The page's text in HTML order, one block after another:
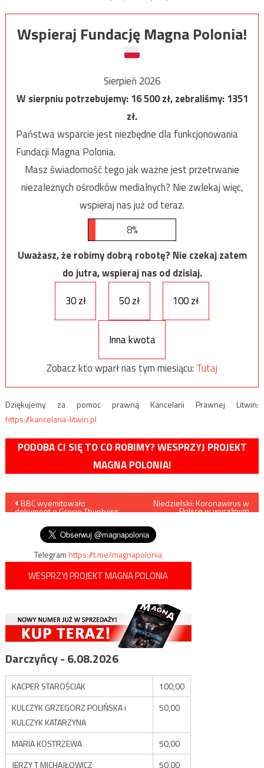
Wspieraj Fundację Magna Polonia!
Sierpień 2026
W sierpniu potrzebujemy:16 500zł, zebraliśmy:1351
zł.
Państwa wsparcie jest niezbędne dla funkcjonowania
Fundacji Magna Polonia.
Masz świadomość tego jak ważne jest przetrwanie
niezależnych ośrodków medialnych? Nie zwlekaj więc,
wspieraj nas już od teraz.
8%
Uważasz, że robimy dobrą robotę? Nie czekaj zatem
do jutra, wspieraj nas od dzisiaj.
30 zł
50 zł 100 zł
Inna kwota
Zobacz kto wparł nas tym miesiącu: Tutaj
Dziękujemy za pomoc prawną Kancelarii Prawnej Litwin:
https://kancelaria-litwin.pl
PODOBA CI SIĘ TO CO ROBIMY? WESPRZYJ PROJEKT
MAGNA POLONIA!
Nawigacja
wpisu
BBC wyemitowało
dokument o Grecie Thunberg
Niedzielski: Koronawirus w
Polsce w wyraźnym
Telegramhttps://t.me/magnapolonia
WESPRZYJ PROJEKT MAGNA POLONIA
Darczyńcy - 6.08.2026
KACPER STAROŚCIAK
100,00
KULCZYK GRZEGORZ POLIŃSKA i
KULCZYK KATARZYNA
50,00
MARIA KOSTRZEWA
50,00
JERZY T MICHAJŁOWICZ
50,00